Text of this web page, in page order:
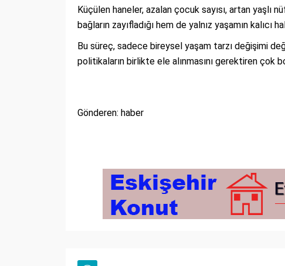
Küçülen haneler, azalan çocuk sayısı, artan yaşlı
bağların zayıfladığı hem de yalnız yaşamın kalıcı
Bu süreç, sadece bireysel yaşam tarzı değişimi
politikaların birlikte ele alınmasını gerektiren çok
Gönderen: haber